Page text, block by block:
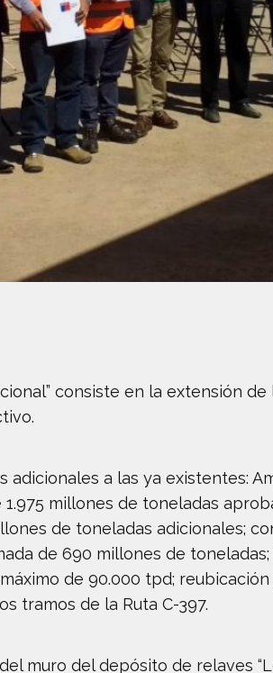
consiste en la extensión
a las ya existentes:
millones de toneladas
de toneladas adicionales;
de 690 millones de
de 90.000 tpd;
tramos de la Ruta C-397.
muro del depósito de relaves